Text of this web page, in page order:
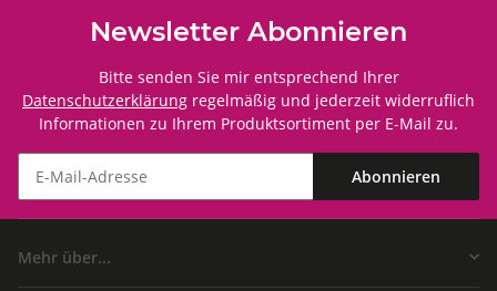
Newsletter Abonnieren
Bitte senden Sie mir entsprechend Ihrer
Datenschutzerklärung regelmäßig und jederzeit widerruflich
Informationen zu Ihrem Produktsortiment per E-Mail zu.
Abonnieren
Mehr über...